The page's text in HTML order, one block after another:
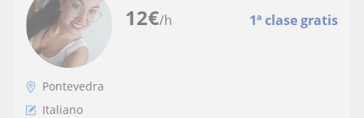
12€/h 1ª clase gratis
Pontevedra
Italiano